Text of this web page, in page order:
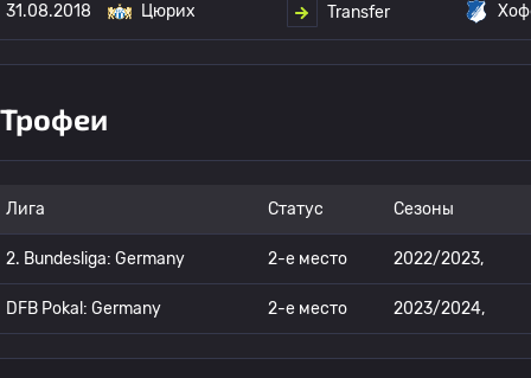
31.08.2018 Цюрих Transfer
Трофеи
Лига Статус Сезоны
2. Bundesliga: Germany 2-е место 2022/2023,
DFB Pokal: Germany 2-е место 2023/2024,